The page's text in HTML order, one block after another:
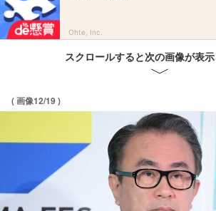
Ohte, Inc.
スクロールすると次の画像が表
( 画像12/19 )